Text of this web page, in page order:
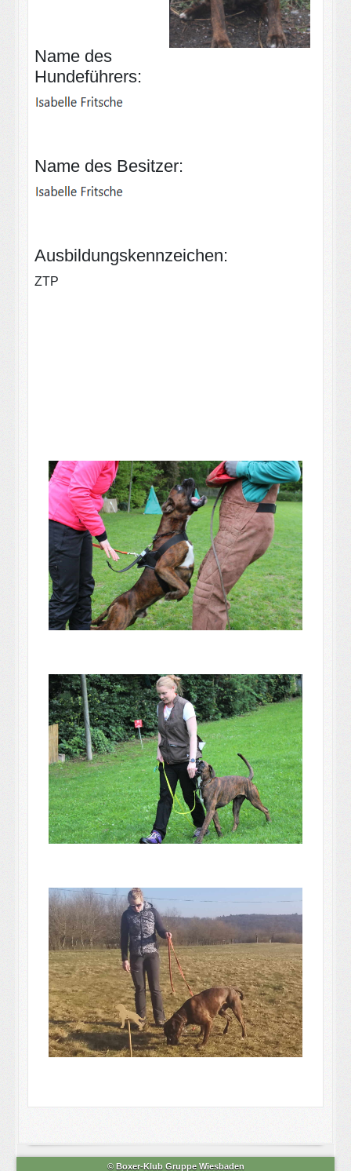
© Boxer-Klub Gruppe Wiesbaden
Name des
Hundeführers:
Name des Besitzer:
Ausbildungskennzeichen:
ZTP